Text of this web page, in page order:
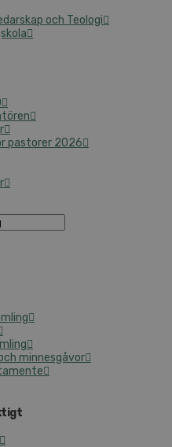
och Teologi
pastorer 2026
min­nes­gå­vor